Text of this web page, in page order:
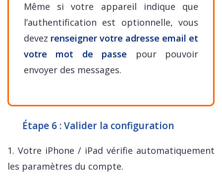
Même si votre appareil indique que
l’authentification est optionnelle, vous
devez renseigner votre adresse email et
votre mot de passe pour pouvoir
envoyer des messages.
Étape 6 : Valider la configuration
1. Votre iPhone / iPad vérifie automatiquement
les paramètres du compte.